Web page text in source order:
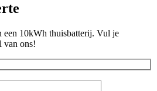
een 10kWh thuisbatterij. Vul je
van ons!